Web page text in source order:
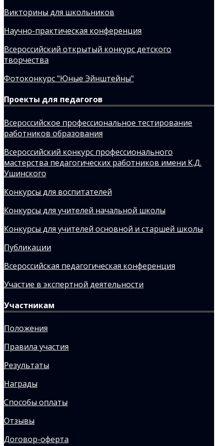
Викторины для школьников
Научно-практическая конференция
Всероссийский открытый конкурс детского
творчества
Фотоконкурс "Юные Эйнштейны"
Проекты для педагогов
Всероссийское профессиональное тестирование
работников образования
Всероссийский конкурс профессионального
мастерства педагогических работников имени К.Д.
Ушинского
Конкурсы для воспитателей
Конкурсы для учителей начальной школы
Конкурсы для учителей основной и старшей школы
Публикации
Всероссийская педагогическая конференция
Участие в экспертной деятельности
Участникам
Положения
Правила участия
Результаты
Награды
Способы оплаты
Отзывы
Договор-оферта